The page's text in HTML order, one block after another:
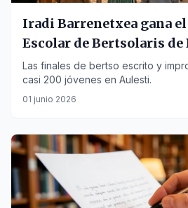
Iradi Barrenetxea gana
Escolar de Bertsolaris de
Las finales de bertso escrito y
casi 200 jóvenes en Aulesti.
01 junio 2026